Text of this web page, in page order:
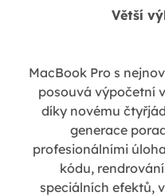
Větší
MacBook Pro s
posouvá výpočetní
díky novému
generace
profesionálními
kódu,
speciálních efektů,